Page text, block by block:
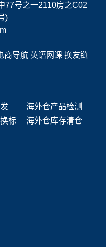
77号之一2110房之C02
)
商导航 英语网课 换友链
海外仓产品检测
标 海外仓库存清仓